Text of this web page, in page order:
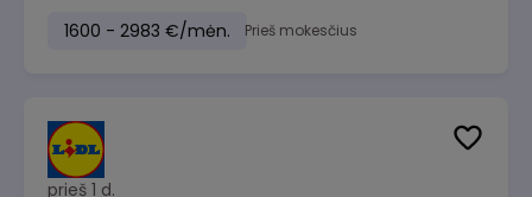
1600 - 2983 €/mėn. Prieš mokesčius
prieš 1 d.